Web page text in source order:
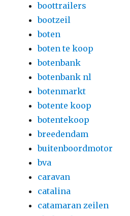
boottrailers
bootzeil
boten
boten te koop
botenbank
botenbank nl
botenmarkt
botente koop
botentekoop
breedendam
buitenboordmotor
bva
caravan
catalina
catamaran zeilen